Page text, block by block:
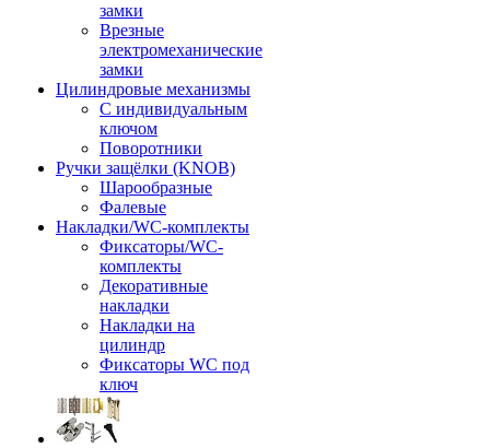
замки
Врезные
электромеханические
замки
Цилиндровые механизмы
С индивидуальным
ключом
Поворотники
Ручки защёлки (KNOB)
Шарообразные
Фалевые
Накладки/WC-комплекты
Фиксаторы/WC-
комплекты
Декоративные
накладки
Накладки на
цилиндр
Фиксаторы WC под
ключ